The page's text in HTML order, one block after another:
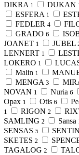
DIKRA 1 DUKAN
ESFERA 1
FEDLER 4
GRADO 6
JOANET 1 JUBEL
LENNERT 1
LOKERO 1
Malin 1
MENGA 3
NOVAN 1 Nuria 6
Opax 1 Otis 6
1 RIGON 2
SAMLING 2 Sansa
SENSAS 5
SKETES 2
TAGALOG 2